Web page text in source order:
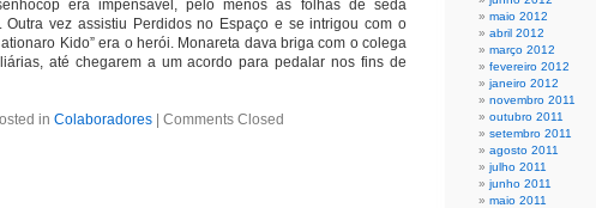
era impensável, pelo menos as folhas de seda
Outra vez assistiu Perdidos no Espaço e se intrigou com o
Kido” era o herói. Monareta dava briga com o colega
até chegarem a um acordo para pedalar nos fins de
in Colaboradores Comments Closed
maio 2012
abril 2012
março 2012
fevereiro 2012
janeiro 2012
novembro 2011
outubro 2011
setembro 2011
agosto 2011
julho 2011
junho 2011
maio 2011